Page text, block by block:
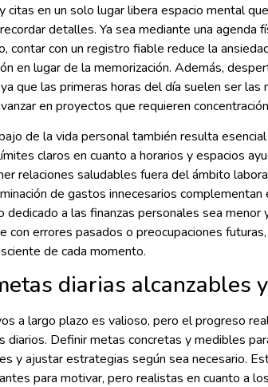
citas en un solo lugar libera espacio mental
detalles. Ya sea mediante una agenda
contar con un registro fiable reduce la
en lugar de la memorización. Además,
que las primeras horas del día suelen ser las
en proyectos que requieren
de la vida personal también resulta
claros en cuanto a horarios y espacios
relaciones saludables fuera del ámbito
de gastos innecesarios complementan
a las finanzas personales sea menor
con errores pasados o preocupaciones
de cada momento.
diarias alcanzables
a largo plazo es valioso, pero el progreso
diarios. Definir metas concretas y medibles
y ajustar estrategias según sea necesario.
para motivar, pero realistas en cuanto a